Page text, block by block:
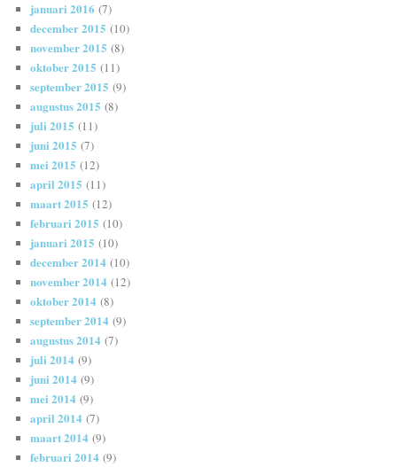
januari 2016 (7)
december 2015 (10)
november 2015 (8)
oktober 2015 (11)
september 2015 (9)
augustus 2015 (8)
juli 2015 (11)
juni 2015 (7)
mei 2015 (12)
april 2015 (11)
maart 2015 (12)
februari 2015 (10)
januari 2015 (10)
december 2014 (10)
november 2014 (12)
oktober 2014 (8)
september 2014 (9)
augustus 2014 (7)
juli 2014 (9)
juni 2014 (9)
mei 2014 (9)
april 2014 (7)
maart 2014 (9)
februari 2014 (9)